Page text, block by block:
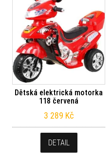
Dětská elektrická motorka
118 červená
3 289 Kč
DETAIL